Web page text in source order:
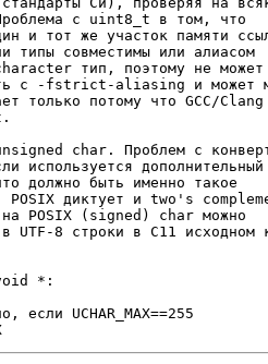
с uint8_t в том, что
и тот же участок памяти
типы совместимы или алиасом
тип, поэтому не может
с -fstrict-aliasing и может
только потому что GCC/Clang
char. Проблем с
используется дополнительный
должно быть именно такое
POSIX диктует и two's
POSIX (signed) char можно
UTF-8 строки в C11 исходном
*:
UCHAR_MAX==255